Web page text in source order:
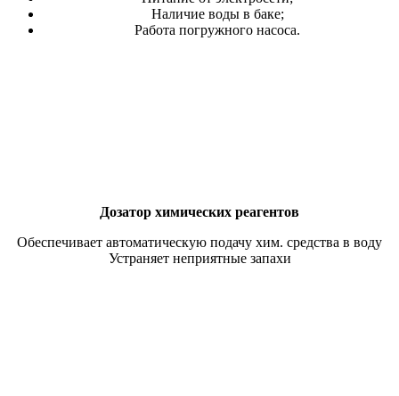
Наличие воды в баке;
Работа погружного насоса.
Дозатор химических реагентов
Обеспечивает автоматическую подачу хим. средства в воду
Устраняет неприятные запахи